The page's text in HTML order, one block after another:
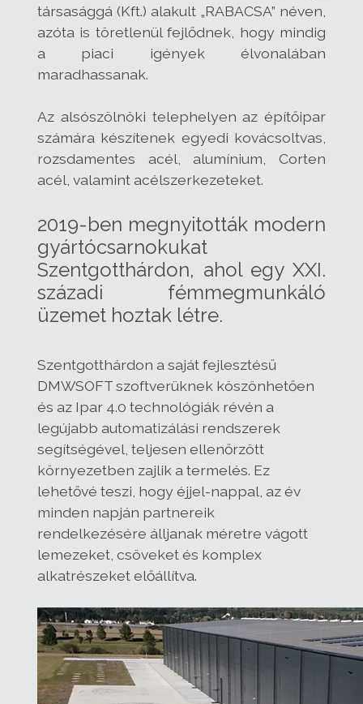
társasággá (Kft.) alakult „RABACSA” néven,
azóta is töretlenül fejlődnek, hogy mindig
a piaci igények élvonalában
maradhassanak.
Az alsószölnöki telephelyen az építőipar
számára készítenek egyedi kovácsoltvas,
rozsdamentes acél, alumínium, Corten
acél, valamint acélszerkezeteket.
2019-ben megnyitották modern
gyártócsarnokukat
Szentgotthárdon, ahol egy XXI.
századi fémmegmunkáló
üzemet hoztak létre.
Szentgotthárdon a saját fejlesztésű
DMWSOFT szoftverüknek köszönhetően
és az Ipar 4.0 technológiák révén a
legújabb automatizálási rendszerek
segítségével, teljesen ellenőrzött
környezetben zajlik a termelés. Ez
lehetővé teszi, hogy éjjel-nappal, az év
minden napján partnereik
rendelkezésére álljanak méretre vágott
lemezeket, csöveket és komplex
alkatrészeket előállítva.